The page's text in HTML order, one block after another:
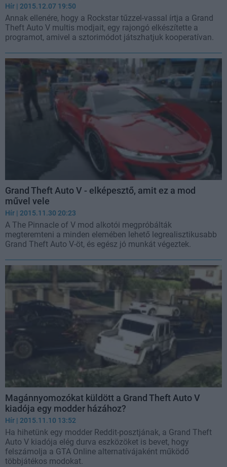
Hír | 2015.12.07 19:50
Annak ellenére, hogy a Rockstar tűzzel-vassal írtja a Grand
Theft Auto V multis modjait, egy rajongó elkészítette a
programot, amivel a sztorimódot játszhatjuk kooperatívan.
Grand Theft Auto V - elképesztő, amit ez a mod
művel vele
Hír | 2015.11.30 20:23
A The Pinnacle of V mod alkotói megpróbálták
megteremteni a minden elemében lehető legrealisztikusabb
Grand Theft Auto V-öt, és egész jó munkát végeztek.
Magánnyomozókat küldött a Grand Theft Auto V
kiadója egy modder házához?
Hír | 2015.11.10 13:52
Ha hihetünk egy modder Reddit-posztjának, a Grand Theft
Auto V kiadója elég durva eszközöket is bevet, hogy
felszámolja a GTA Online alternatívájaként működő
többjátékos modokat.